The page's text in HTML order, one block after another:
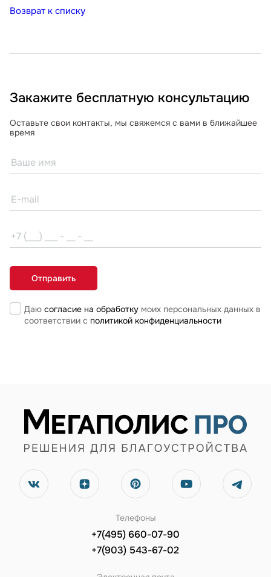
Возврат к списку
Закажите бесплатную консультацию
Оставьте свои контакты, мы свяжемся с вами в ближайшее
время
Даю согласие на обработкумоих персональных данных в
соответствии с политикой конфиденциальности
Телефоны
+7(495) 660-07-90
+7(903) 543-67-02